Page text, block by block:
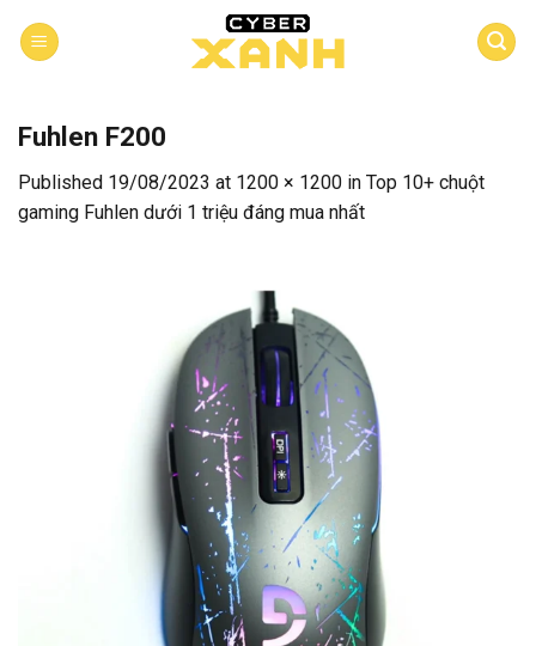
Fuhlen F200
Published 19/08/2023 at 1200 × 1200 in Top 10+ chuột
gaming Fuhlen dưới 1 triệu đáng mua nhất